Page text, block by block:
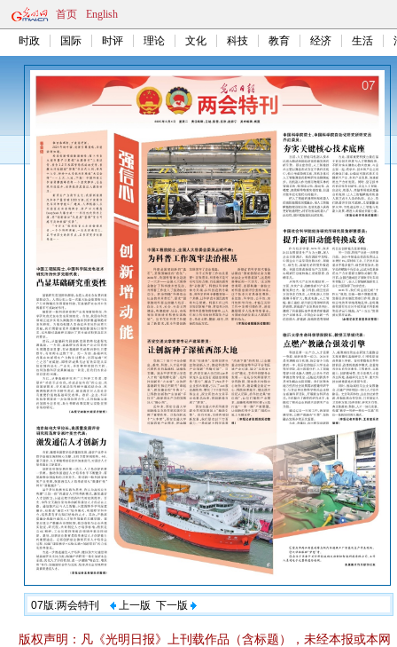
首页 English
时政 国际 时评 理论 文化 科技 教育 经济 生活
07版:两会特刊 上一版 下一版
版权声明：凡《光明日报》上刊载作品（含标题），未经本报或本网